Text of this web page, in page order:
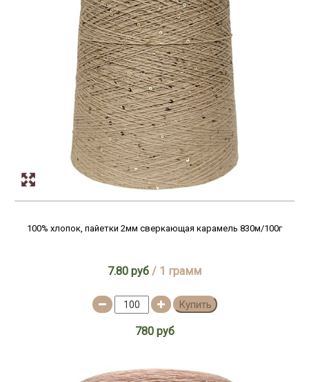
100% хлопок, пайетки 2мм сверкающая карамель 830м/100г
7.80 руб / 1 грамм
Купить
780 руб